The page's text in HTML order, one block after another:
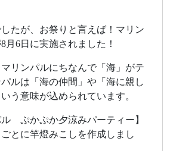
たが、お祭りと言えば！マリン
月6日に実施されました！
リンパルにちなんで「海」がテ
ルは「海の仲間」や「海に親し
う意味が込められています。
ル ぷかぷか夕涼みパーティー】
とに竿燈みこしを作成しまし